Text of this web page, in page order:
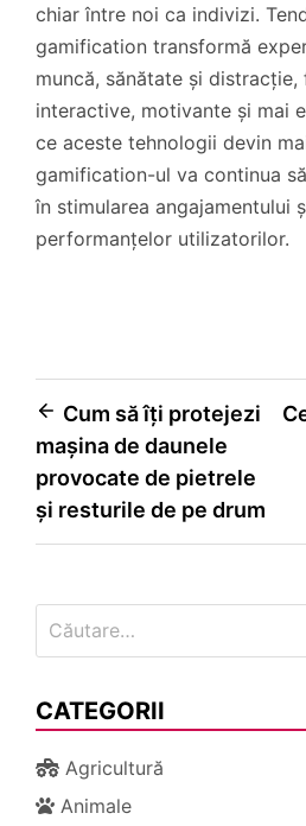
chiar între noi ca indivizi.
gamification transformă
muncă, sănătate și distracție,
interactive, motivante și mai
ce aceste tehnologii devin
gamification-ul va continua
în stimularea angajamentului
performanțelor utilizatorilor.
Navigare
în
articole
Cum să îți protejezi
mașina de daunele
provocate de pietrele
și resturile de pe drum
după:
CATEGORII
Agricultură
Animale